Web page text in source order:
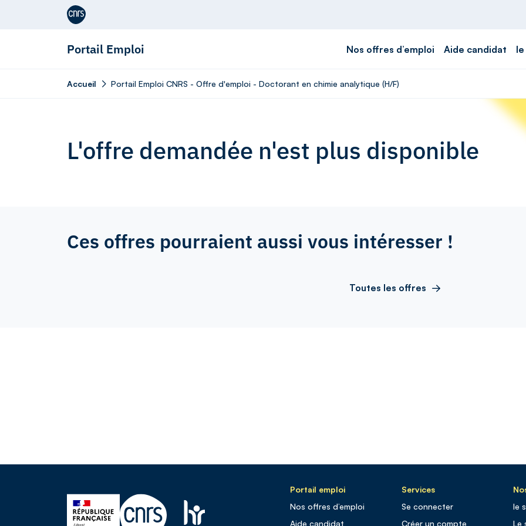
Aller au contenu
Portail Emploi Nos offres d’emploi Aide candidat
Accueil Portail Emploi CNRS - Offre d'emploi - Doctorant en chimie analytique (H/F)
L'offre demandée n'est plus disponible
Ces offres pourraient aussi vous intéresser !
Toutes les offres
Portail emploi
Nos offres d’emploi
Aide candidat
Services
Se connecter
Créer un compte
le
Le